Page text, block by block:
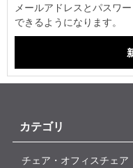
メールアドレスとパスワ
できるようになります。
カテゴリ
チェア・オフィスチェア